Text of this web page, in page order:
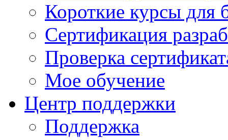
Короткие курсы для
Сертификация
Проверка
Мое обучение
Центр поддержки
Поддержка